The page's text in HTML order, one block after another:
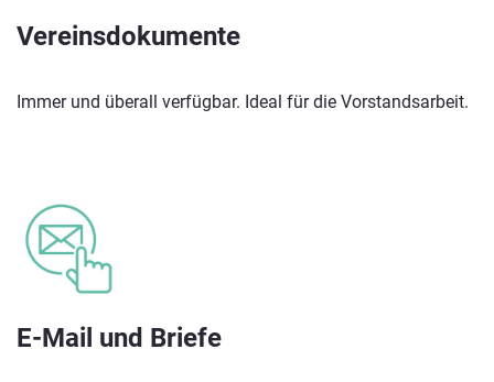
Vereinsdokumente
Immer und überall verfügbar. Ideal für die Vorstandsarbeit.
E-Mail und Briefe